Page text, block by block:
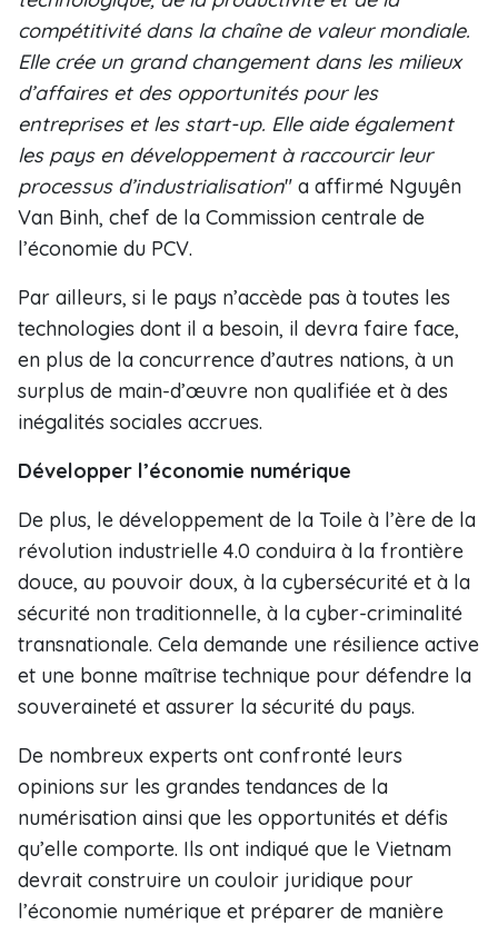
compétitivité dans la chaîne de valeur mondiale.
Elle crée un grand changement dans les milieux
d’affaires et des opportunités pour les
entreprises et les start-up. Elle aide également
les pays en développement à raccourcir leur
processus d’industrialisation" a affirmé Nguyên
Van Binh, chef de la Commission centrale de
l’économie du PCV.
Par ailleurs, si le pays n’accède pas à toutes les
technologies dont il a besoin, il devra faire face,
en plus de la concurrence d’autres nations, à un
surplus de main-d’œuvre non qualifiée et à des
inégalités sociales accrues.
Développer l’économie numérique
De plus, le développement de la Toile à l’ère de la
révolution industrielle 4.0 conduira à la frontière
douce, au pouvoir doux, à la cybersécurité et à la
sécurité non traditionnelle, à la cyber-criminalité
transnationale. Cela demande une résilience active
et une bonne maîtrise technique pour défendre la
souveraineté et assurer la sécurité du pays.
De nombreux experts ont confronté leurs
opinions sur les grandes tendances de la
numérisation ainsi que les opportunités et défis
qu’elle comporte. Ils ont indiqué que le Vietnam
devrait construire un couloir juridique pour
l’économie numérique et préparer de manière